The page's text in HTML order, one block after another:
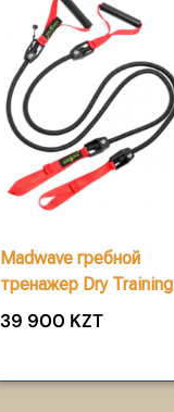
Madwave гребной
тренажер Dry Training
39 900 KZT